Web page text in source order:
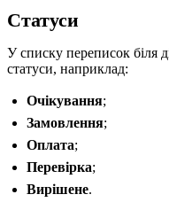
Статуси
У списку переписок біля
статуси, наприклад:
Очікування;
Замовлення;
Оплата;
Перевірка;
Вирішене.